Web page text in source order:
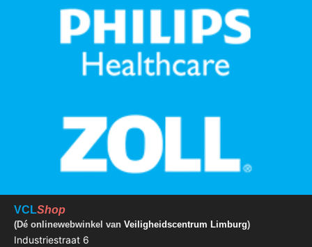
VCLShop
(Dé onlinewebwinkel van Veiligheidscentrum Limburg)
Industriestraat 6